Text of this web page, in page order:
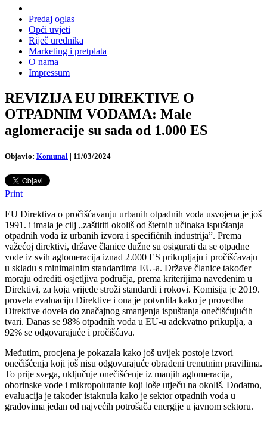
Predaj oglas
Opći uvjeti
Riječ urednika
Marketing i pretplata
O nama
Impressum
REVIZIJA EU DIREKTIVE O
OTPADNIM VODAMA: Male
aglomeracije su sada od 1.000 ES
Objavio: Komunal | 11/03/2024
Print
EU Direktiva o pročišćavanju urbanih otpadnih voda usvojena je još
1991. i imala je cilj „zaštititi okoliš od štetnih učinaka ispuštanja
otpadnih voda iz urbanih izvora i specifičnih industrija”. Prema
važećoj direktivi, države članice dužne su osigurati da se otpadne
vode iz svih aglomeracija iznad 2.000 ES prikupljaju i pročišćavaju
u skladu s minimalnim standardima EU-a. Države članice također
moraju odrediti osjetljiva područja, prema kriterijima navedenim u
Direktivi, za koja vrijede stroži standardi i rokovi. Komisija je 2019.
provela evaluaciju Direktive i ona je potvrdila kako je provedba
Direktive dovela do značajnog smanjenja ispuštanja onečišćujućih
tvari. Danas se 98% otpadnih voda u EU-u adekvatno prikuplja, a
92% se odgovarajuće i pročišćava.
Međutim, procjena je pokazala kako još uvijek postoje izvori
onečišćenja koji još nisu odgovarajuće obrađeni trenutnim pravilima.
To prije svega, uključuje onečišćenje iz manjih aglomeracija,
oborinske vode i mikropolutante koji loše utječu na okoliš. Dodatno,
evaluacija je također istaknula kako je sektor otpadnih voda u
gradovima jedan od najvećih potrošača energije u javnom sektoru.